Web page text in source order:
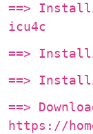
==>
icu4c
==>
==>
==>
https://